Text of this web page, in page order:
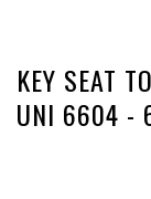
KEY SEAT
UNI 6604 -